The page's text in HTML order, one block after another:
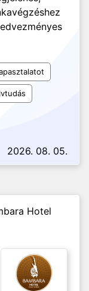
2026. 08. 05.
Hotel